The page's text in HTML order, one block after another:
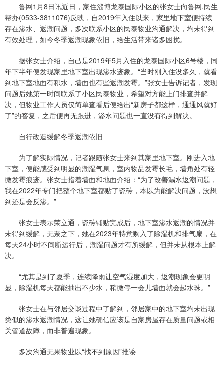
鲁网1月8日讯近日，家住淄博龙泰国际小区的张女士向鲁网.民生
帮办(0533-3811076)反映，自2019年入住以来，家里地下室便持续
存在渗水、返潮问题，多次联系小区的民泰物业沟通解决，均未得到
有效处理，如今冬季返潮现象依旧，给生活带来诸多困扰。
据张女士介绍，自己是2019年5月入住的龙泰国际小区6号楼，同
年下半年便发现家里地下室出现渗水迹象。“当时刚入住没多久，就看
到地下室地面有积水，墙面也有些返潮发霉。”张女士告诉记者，发现
问题后她第一时间联系了小区民泰物业，希望对方能上门排查并解
决，但物业工作人员仅简单查看后便给出“新房子都这样，通通风就好
了”的答复，之后便再无跟进，渗水问题也一直没有得到解决。
自行改造缓解冬季返潮依旧
为了解实际情况，记者跟随张女士来到其家里地下室。刚进入地
下室，便能感受到明显的潮湿气息，室内物品发霉长毛，墙角处有轻
微发霉痕迹。张女士指着墙面和地面介绍：“为了改善漏水返潮问题，
我在2022年专门把整个地下室都贴了瓷砖，本以为能解决问题，没想
到还是会反渗。”
张女士表示荣立通，瓷砖铺贴完成后，地下室渗水返潮的情况并
未得到缓解，无奈之下，她在2023年特意购入了除湿机和排气扇，在
每天24小时不间断运行后，潮湿问题才有所缓解，但并未从根本上解
决。
“尤其是到了夏季，连续降雨让空气湿度加大，返潮现象会更明
显，除湿机每天都能抽出不少水，稍微停一会儿墙面就会起水珠。”
张女士在与邻居交谈过程中了解到，邻居家中的地下室均未出现
类似的渗水返潮情况，这让她确信应该是自家房屋存在质量问题或相
关管道故障，而非普遍现象。
多次沟通无果物业以“找不到原因”推诿